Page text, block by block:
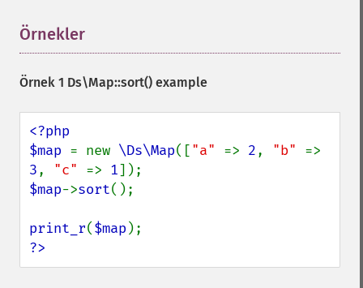
Örnekler
Örnek 1 Ds\Map::sort() example
<?php
$map = new \Ds\Map(["a" => 2, "b"
3, "c" => 1
$map->sort();
print_r($map
?>